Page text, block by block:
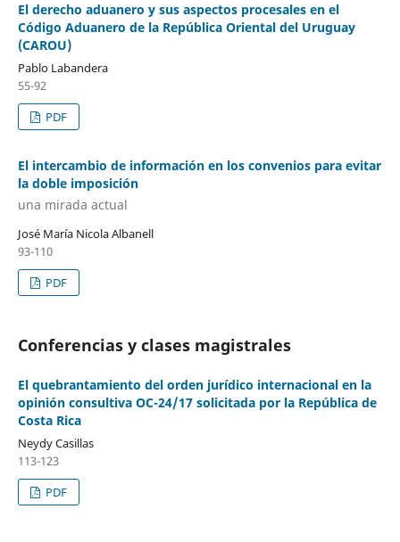
El derecho aduanero y sus aspectos procesales en el
Código Aduanero de la República Oriental del Uruguay
(CAROU)
Pablo Labandera
55-92
PDF
El intercambio de información en los convenios para evitar
la doble imposición
una mirada actual
José María Nicola Albanell
93-110
PDF
Conferencias y clases magistrales
El quebrantamiento del orden jurídico internacional en la
opinión consultiva OC-24/17 solicitada por la República de
Costa Rica
Neydy Casillas
113-123
PDF